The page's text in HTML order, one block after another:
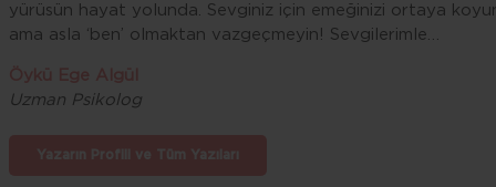
yürüsün hayat yolunda. Sevginiz için emeğinizi ortaya
ama asla ‘ben’ olmaktan vazgeçmeyin! Sevgilerimle…
Uzman Psikolog